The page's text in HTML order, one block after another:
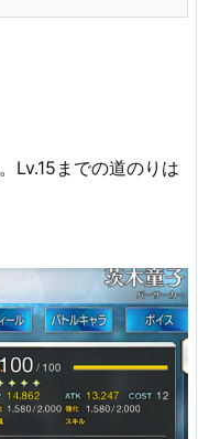
Lv.15までの道のりは